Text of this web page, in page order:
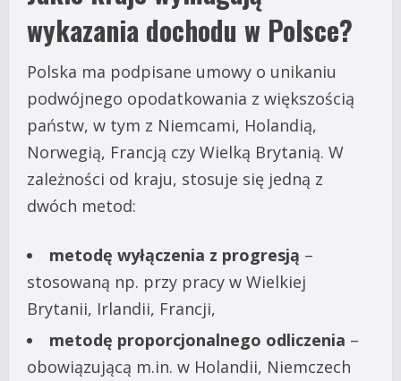
wykazania dochodu w Polsce?
Polska ma podpisane umowy o unikaniu
podwójnego opodatkowania z większością
państw, w tym z Niemcami, Holandią,
Norwegią, Francją czy Wielką Brytanią. W
zależności od kraju, stosuje się jedną z
dwóch metod:
metodę wyłączenia z progresją –
stosowaną np. przy pracy w Wielkiej
Brytanii, Irlandii, Francji,
metodę proporcjonalnego odliczenia –
obowiązującą m.in. w Holandii, Niemczech